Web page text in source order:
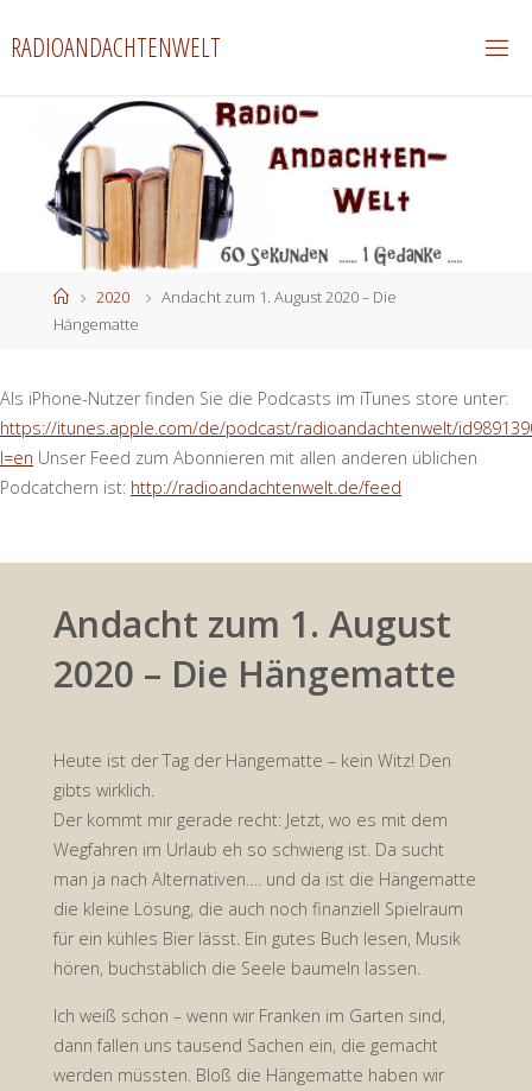
Inhalt
RADIOANDACHTENWELT
Start2020
Andacht zum 1. August 2020 – Die
Hängematte
Als iPhone-Nutzer finden Sie die Podcasts im iTunes store unter:
https://itunes.apple.com/de/podcast/radioandachtenwelt/
l=en Unser Feed zum Abonnieren mit allen anderen üblichen
Podcatchern ist: http://radioandachtenwelt.de/feed
Andacht zum 1. August
2020 – Die Hängematte
Heute ist der Tag der Hängematte – kein Witz! Den
gibts wirklich.
Der kommt mir gerade recht: Jetzt, wo es mit dem
Wegfahren im Urlaub eh so schwierig ist. Da sucht
man ja nach Alternativen…. und da ist die Hängematte
die kleine Lösung, die auch noch finanziell Spielraum
für ein kühles Bier lässt. Ein gutes Buch lesen, Musik
hören, buchstäblich die Seele baumeln lassen.
Ich weiß schon – wenn wir Franken im Garten sind,
dann fallen uns tausend Sachen ein, die gemacht
werden müssten. Bloß die Hängematte haben wir